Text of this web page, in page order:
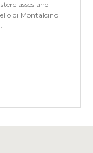
and
di Montalcino